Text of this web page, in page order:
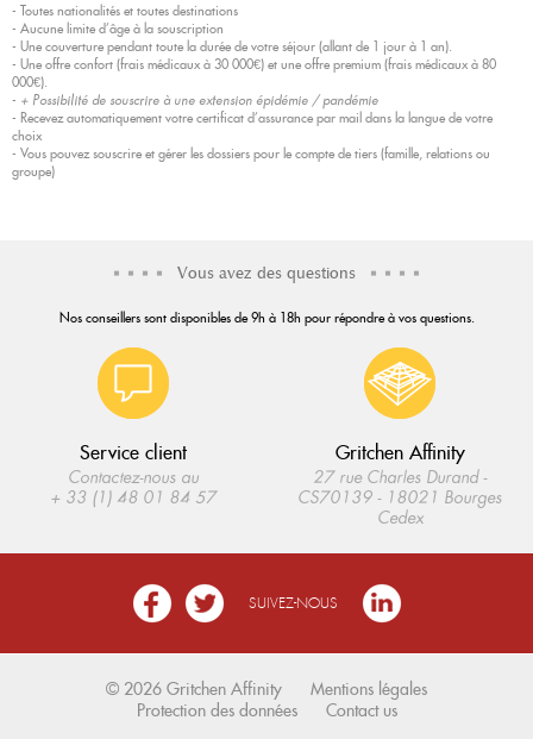
- Toutes nationalités et toutes destinations
- Aucune limite d’âge à la souscription​
- Une couverture pendant toute la durée de votre séjour (allant de 1 jour à 1 an).
- Une offre confort (frais médicaux à 30 000€) et une offre premium (frais médicaux à 80
000€).
- + Possibilité de souscrire à une extension épidémie / pandémie
- Recevez automatiquement votre certificat d’assurance par mail dans la langue de votre
choix
- Vous pouvez souscrire et gérer les dossiers pour le compte de tiers (famille, relations ou
groupe)
Vous avez des questions
Nos conseillers sont disponibles de 9h à 18h pour répondre à vos questions.
Service client
Contactez-nous au
+ 33 (1) 48 01 84 57
Gritchen Affinity
27 rue Charles Durand -
CS70139 - 18021 Bourges
Cedex
SUIVEZ-NOUS
© 2026 Gritchen Affinity
Mentions légales
Protection des données
Contact us